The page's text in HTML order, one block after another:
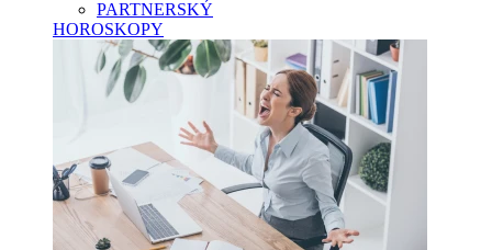
PARTNERSKÝ
HOROSKOPY